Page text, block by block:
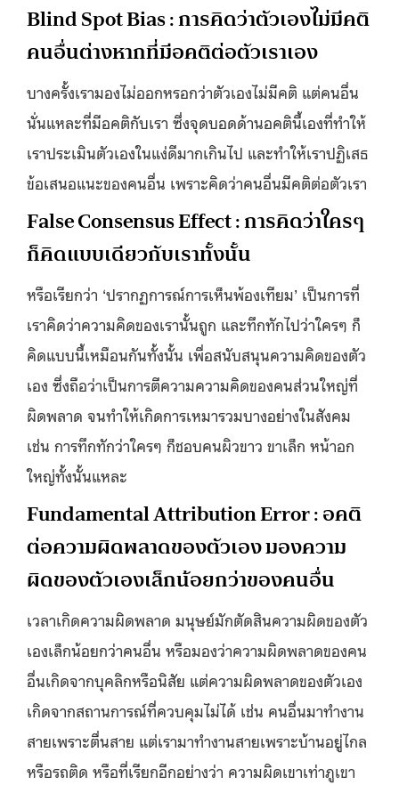
Blind Spot Bias : การคิดว่าตัวเองไม่มีคติ
คนอื่นต่างหากที่มีอคติต่อตัวเราเอง
บางครั้งเรามองไม่ออกหรอกว่าตัวเองไม่มีคติ แต่คนอื่น
นั่นแหละที่มีอคติกับเรา ซึ่งจุดบอดด้านอคตินี้เองที่ทำให้
เราประเมินตัวเองในแง่ดีมากเกินไป และทำให้เราปฏิเสธ
ข้อเสนอแนะของคนอื่น เพราะคิดว่าคนอื่นมีคติต่อตัวเรา
False Consensus Effect : การคิดว่าใครๆ
ก็คิดแบบเดียวกับเราทั้งนั้น
หรือเรียกว่า ‘ปรากฏการณ์การเห็นพ้องเทียม’ เป็นการที่
เราคิดว่าความคิดของเรานั้นถูก และทึกทักไปว่าใครๆ ก็
คิดแบบนี้เหมือนกันทั้งนั้น เพื่อสนับสนุนความคิดของตัว
เอง ซึ่งถือว่าเป็นการตีความความคิดของคนส่วนใหญ่ที่
ผิดพลาด จนทำให้เกิดการเหมารวมบางอย่างในสังคม
เช่น การทึกทักว่าใครๆ ก็ชอบคนผิวขาว ขาเล็ก หน้าอก
ใหญ่ทั้งนั้นแหละ
Fundamental Attribution Error : อคติ
ต่อความผิดพลาดของตัวเอง มองความ
ผิดของตัวเองเล็กน้อยกว่าของคนอื่น
เวลาเกิดความผิดพลาด มนุษย์มักตัดสินความผิดของตัว
เองเล็กน้อยกว่าคนอื่น หรือมองว่าความผิดพลาดของคน
อื่นเกิดจากบุคลิกหรือนิสัย แต่ความผิดพลาดของตัวเอง
เกิดจากสถานการณ์ที่ควบคุมไม่ได้ เช่น คนอื่นมาทำงาน
สายเพราะตื่นสาย แต่เรามาทำงานสายเพราะบ้านอยู่ไกล
หรือรถติด หรือที่เรียกอีกอย่างว่า ความผิดเขาเท่าภูเขา